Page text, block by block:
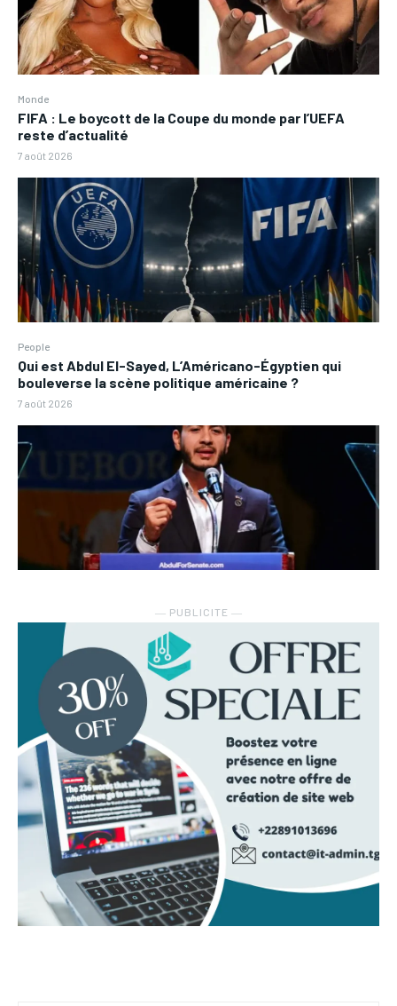
Monde
FIFA : Le boycott de la Coupe du monde par l’UEFA
reste d’actualité
7 août 2026
People
Qui est Abdul El-Sayed, L’Américano-Égyptien qui
bouleverse la scène politique américaine ?
7 août 2026
― PUBLICITE ―